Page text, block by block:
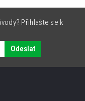
Přihlašte se k
Odeslat